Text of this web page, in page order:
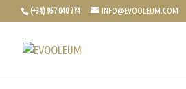
(+34) 957 040 774 INFO@EVOOLEUM.COM